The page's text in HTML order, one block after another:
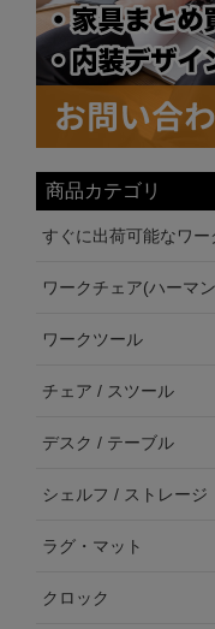
商品カテゴリ
すぐに出荷可能なワー
ワークチェア(ハーマ
ワークツール
チェア / スツール
デスク / テーブル
シェルフ / ストレージ
ラグ・マット
クロック